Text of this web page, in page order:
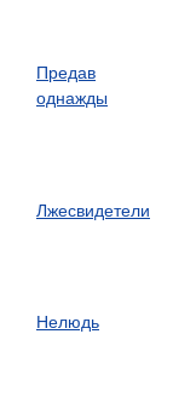
Предав
однажды
Лжесвидетели
Нелюдь